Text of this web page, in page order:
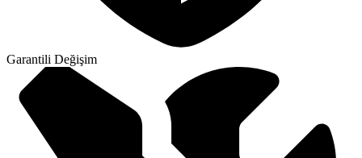
Garantili Değişim